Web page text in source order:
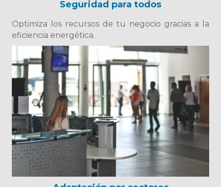
Seguridad para todos
Optimiza los recursos de tu negocio gracias a la
eficiencia energética.